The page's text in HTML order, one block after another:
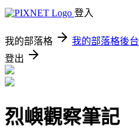
登入
我的部落格 我的部落格後台
登出
烈嶼觀察筆記